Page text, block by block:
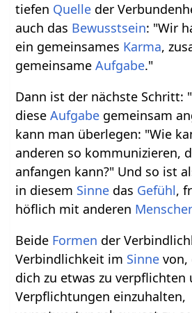
tiefen Quelle der
auch das Bewusstsein: "Wir
ein gemeinsames Karma,
gemeinsameAufgabe."
Dann ist der nächste Schritt:
dieseAufgabe gemeinsam
kann man überlegen: "Wie
anderen so kommunizieren,
anfangen kann?" Und so ist
in diesem Sinne das Gefühl,
höflich mit anderen
Beide Formen der
Verbindlichkeit im Sinne von,
dich zu etwas zu verpflichten
Verpflichtungen einzuhalten,